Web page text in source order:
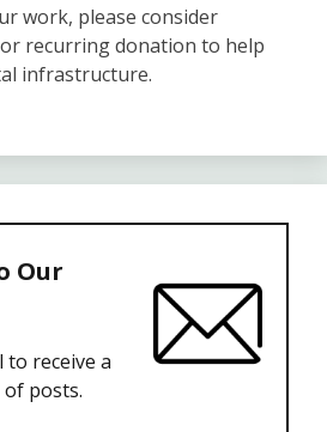
work, please consider
recurring donation to help
infrastructure.
Our
to receive a
posts.